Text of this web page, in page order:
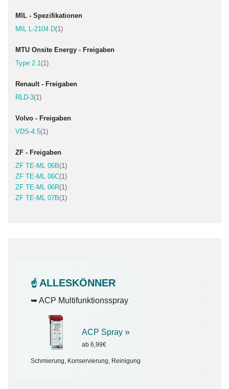
MIL - Spezifikationen
MIL L-2104 D 1Artikel
MTU Onsite Energy - Freigaben
Type 2.1 1Artikel
Renault - Freigaben
RLD-3 1Artikel
Volvo - Freigaben
VDS-4.5 1Artikel
ZF - Freigaben
ZF TE-ML 06B 1Artikel
ZF TE-ML 06C 1Artikel
ZF TE-ML 06R 1Artikel
ZF TE-ML 07B 1Artikel
☝️ ALLESKÖNNER
➥ ACP Multifunktionsspray
ACP Spray »
ab 6,99€
Schmierung, Konservierung, Reinigung